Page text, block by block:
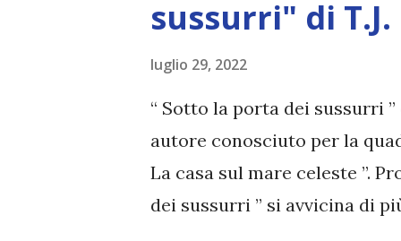
sprofondare sempre più giù.
sapere che il suo ex
New York dalla minuscola
testimone di nozze
accompagnato dalla
riuscita soltanto a dire...
sussurri" di
luglio 29, 2022
“ Sotto la porta dei sussurri
autore conosciuto per la
La casa sul mare celeste ”.
dei sussurri ” si avvicina di